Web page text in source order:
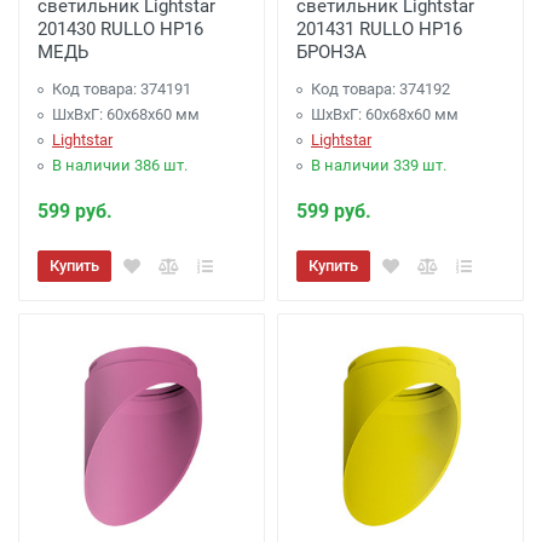
светильник Lightstar
201430 RULLO HP16
МЕДЬ
Код товара: 374191
ШхВхГ: 60x68x60 мм
Lightstar
В наличии 386 шт.
599 руб.
Купить
светильник Lightstar
201431 RULLO HP16
БРОНЗА
Код товара: 374192
ШхВхГ: 60x68x60 мм
Lightstar
В наличии 339 шт.
599 руб.
Купить